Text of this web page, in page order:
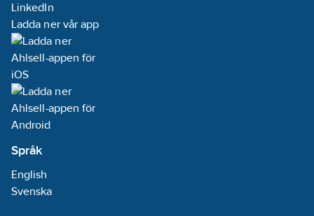
LinkedIn
Ladda ner vår app
Språk
English
Svenska